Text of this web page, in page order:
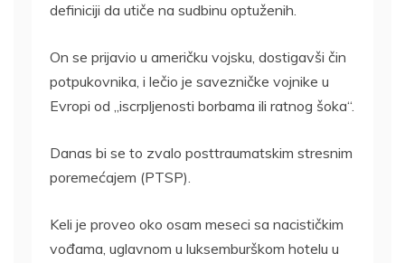
definiciji da utiče na sudbinu optuženih.
On se prijavio u američku vojsku, dostigavši čin
potpukovnika, i lečio je savezničke vojnike u
Evropi od „iscrpljenosti borbama ili ratnog šoka“.
Danas bi se to zvalo posttraumatskim stresnim
poremećajem (PTSP).
Keli je proveo oko osam meseci sa nacističkim
vođama, uglavnom u luksemburškom hotelu u